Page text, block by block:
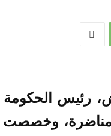
رئيس الحكومة